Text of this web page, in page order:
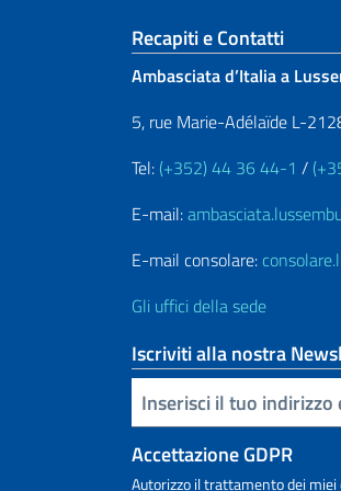
Sezione
Recapiti e Contatti
Ambasciata d’Italia a
5, rue Marie-Adélaïde L-
Tel: (+352) 44 36 44-1 /
E-mail:
E-mail consolare:
Gli uffici della sede
Iscriviti alla nostra
Inserisci la tua email
Accettazione GDPR
Autorizzo il trattamento dei